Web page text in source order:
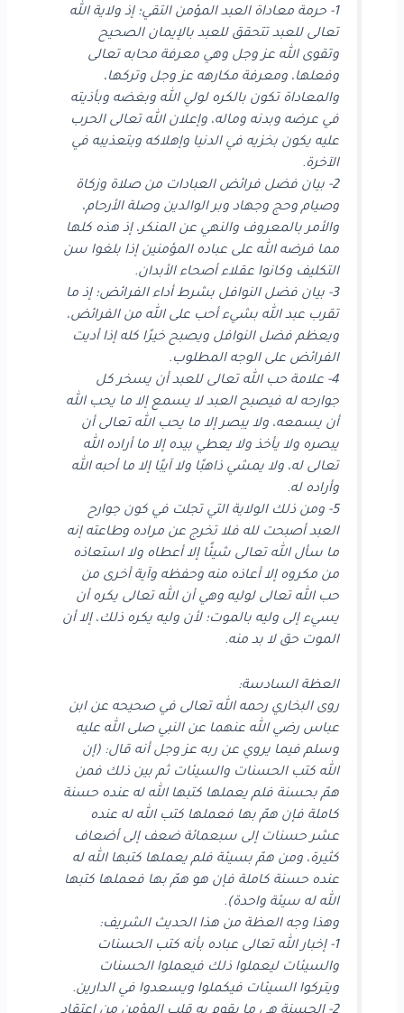
1- حرمة معاداة العبد المؤمن التقي؛ إذ ولاية الله
تعالى للعبد تتحقق للعبد بالإيمان الصحيح
وتقوى الله عز وجل وهي معرفة محابه تعالى
وفعلها، ومعرفة مكارهه عز وجل وتركها،
والمعاداة تكون بالكره لولي الله وبغضه وبأذيته
في عرضه وبدنه وماله، وإعلان الله تعالى الحرب
عليه يكون بخزيه في الدنيا وإهلاكه وبتعذيبه في
الآخرة.
2- بيان فضل فرائض العبادات من صلاة وزكاة
وصيام وحج وجهاد وبر الوالدين وصلة الأرحام،
والأمر بالمعروف والنهي عن المنكر، إذ هذه كلها
مما فرضه الله على عباده المؤمنين إذا بلغوا سن
التكليف وكانوا عقلاء أصحاء الأبدان.
3- بيان فضل النوافل بشرط أداء الفرائض؛ إذ ما
تقرب عبد الله بشيء أحب على الله من الفرائض،
ويعظم فضل النوافل ويصبح خيرًا كله إذا أديت
الفرائض على الوجه المطلوب.
4- علامة حب الله تعالى للعبد أن يسخر كل
جوارحه له فيصبح العبد لا يسمع إلا ما يحب الله
أن يسمعه، ولا يبصر إلا ما يحب الله تعالى أن
يبصره ولا يأخذ ولا يعطي بيده إلا ما أراده الله
تعالى له، ولا يمشي ذاهبًا ولا آيبًا إلا ما أحبه الله
وأراده له.
5- ومن ذلك الولاية التي تجلت في كون جوارح
العبد أصبحت لله فلا تخرج عن مراده وطاعته إنه
ما سأل الله تعالى شيئًا إلا أعطاه ولا استعاذه
من مكروه إلا أعاذه منه وحفظه وآية أخرى من
حب الله تعالى لوليه وهي أن الله تعالى يكره أن
يسيء إلى وليه بالموت؛ لأن وليه يكره ذلك، إلا أن
الموت حق لا بد منه.
العظة السادسة:
روى البخاري رحمه الله تعالى في صحيحه عن ابن
عباس رضي الله عنهما عن النبي صلى الله عليه
وسلم فيما يروي عن ربه عز وجل أنه قال: (إن
الله كتب الحسنات والسيئات ثم بين ذلك فمن
همّ بحسنة فلم يعملها كتبها الله له عنده حسنة
كاملة فإن همّ بها فعملها كتب الله له عنده
عشر حسنات إلى سبعمائة ضعف إلى أضعاف
كثيرة، ومن همّ بسيئة فلم يعملها كتبها الله له
عنده حسنة كاملة فإن هو همّ بها فعملها كتبها
الله له سيئة واحدة).
وهذا وجه العظة من هذا الحديث الشريف:
1- إخبار الله تعالى عباده بأنه كتب الحسنات
والسيئات ليعملوا ذلك فيعملوا الحسنات
ويتركوا السيئات فيكملوا ويسعدوا في الدارين.